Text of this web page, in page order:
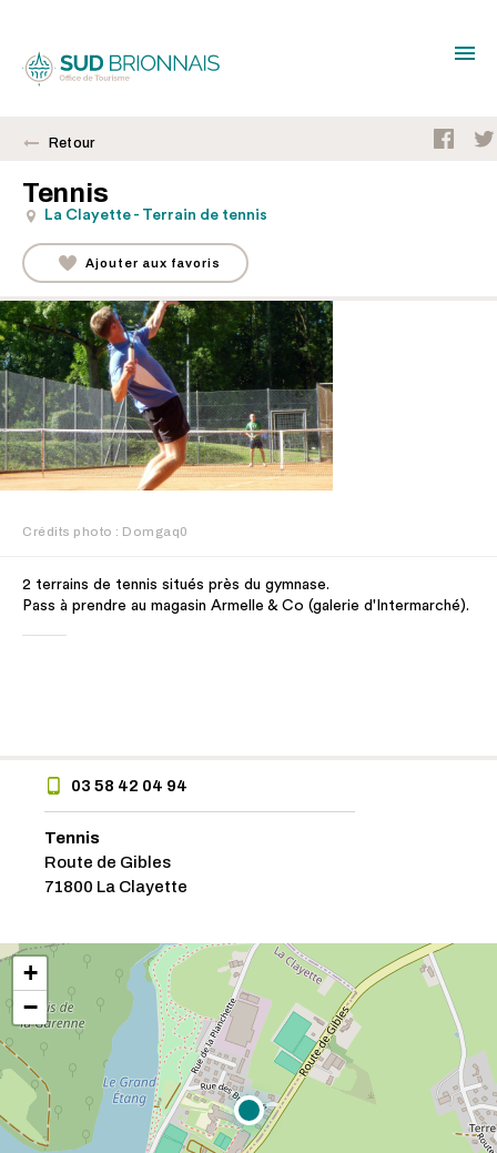
Retour
Tennis
La Clayette - Terrain de tennis
Ajouter aux favoris
Crédits photo : Domgaq0
2 terrains de tennis situés près du gymnase.
Pass à prendre au magasin Armelle & Co (galerie d'Intermarché).
03 58 42 04 94
Tennis
Route de Gibles
71800 La Clayette
+
−